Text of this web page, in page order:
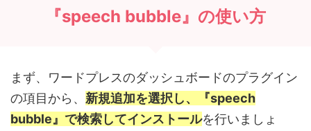
『speech bubble』の使い方
まず、ワードプレスのダッシュボードのプラグイン
の項目から、 新規追加を選択し、『speech
bubble』で検索してインストールを行いましょ